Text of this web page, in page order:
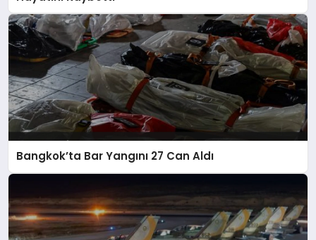
Bangkok’ta Bar Yangını 27 Can Aldı